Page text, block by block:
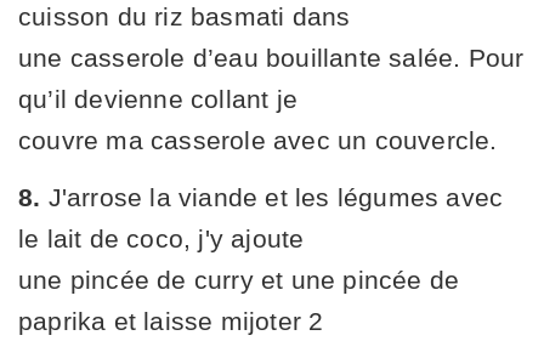
cuisson du riz basmati dans
une casserole d’eau bouillante salée. Pour
qu’il devienne collant je
couvre ma casserole avec un couvercle.
8. J'arrose la viande et les légumes avec
le lait de coco, j'y ajoute
une pincée de curry et une pincée de
paprika et laisse mijoter 2